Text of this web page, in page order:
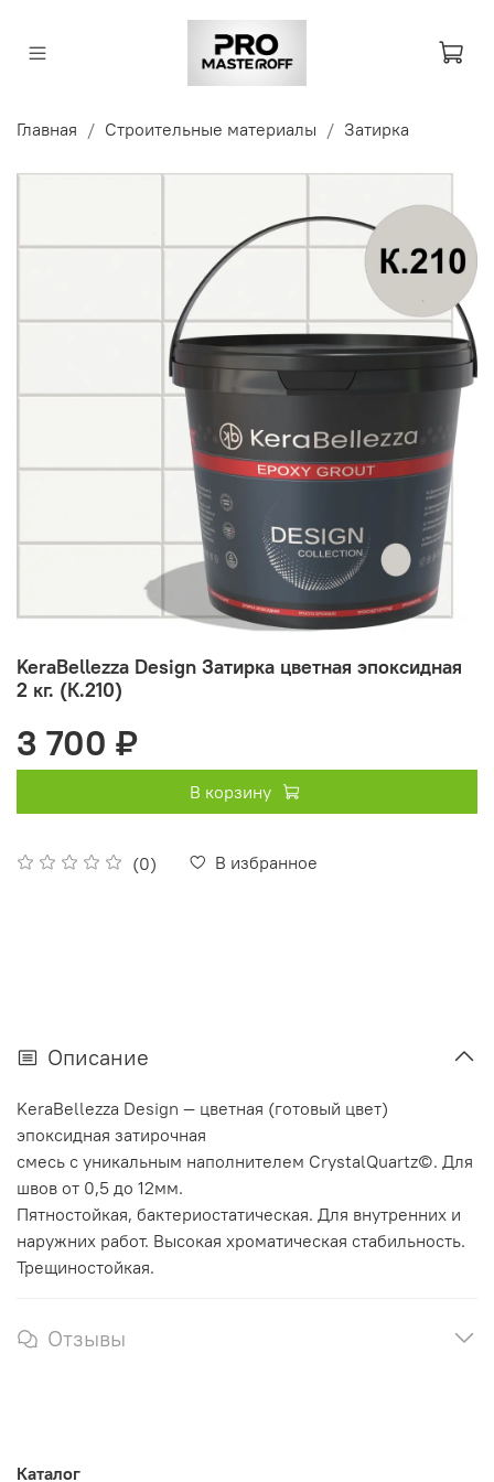
Главная Строительные материалы Затирка
KeraBellezza Design Затирка цветная эпоксидная
2 кг. (К.210)
(0) В избранное
3 700 ₽
В корзину
Описание
KeraBellezza Design — цветная (готовый цвет)
эпоксидная затирочная
смесь с уникальным наполнителем CrystalQuartz©. Для
швов от 0,5 до 12мм.
Пятностойкая, бактериостатическая. Для внутренних и
наружних работ. Высокая хроматическая стабильность.
Трещиностойкая.
Отзывы
Каталог